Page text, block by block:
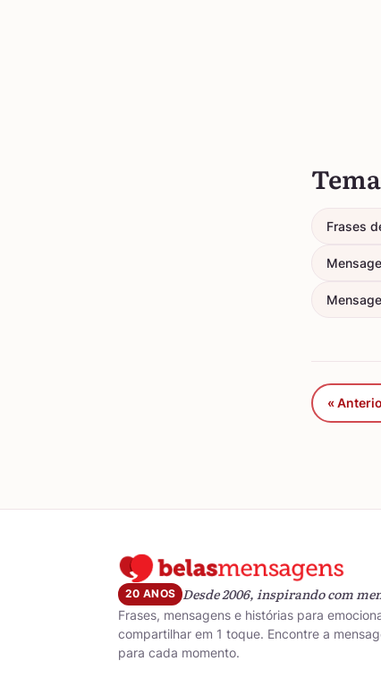
Frases
«
20 ANOS Desde 2006, inspirando com
Frases, mensagens e histórias para
compartilhar em 1 toque. Encontre a
para cada momento.